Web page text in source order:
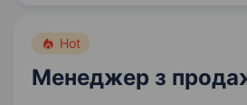
Hot
Менеджер з